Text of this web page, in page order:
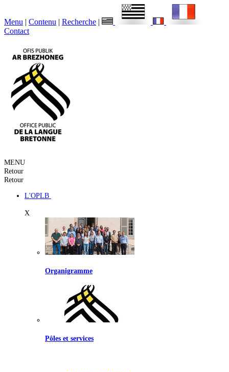
Menu | Contenu | Recherche |
Contact
MENU
Retour
Retour
L'OPLB
X
Organigramme
Pôles et services